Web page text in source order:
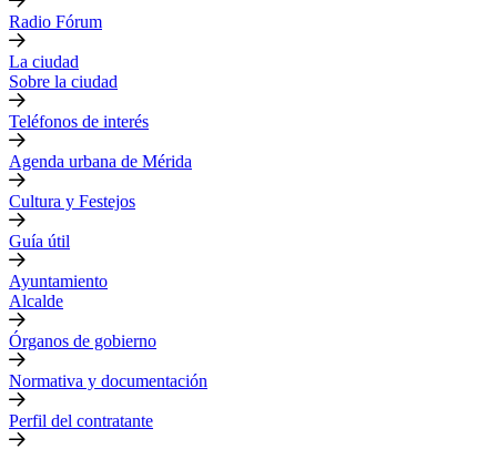
Radio Fórum
La ciudad
Sobre la ciudad
Teléfonos de interés
Agenda urbana de Mérida
Cultura y Festejos
Guía útil
Ayuntamiento
Alcalde
Órganos de gobierno
Normativa y documentación
Perfil del contratante